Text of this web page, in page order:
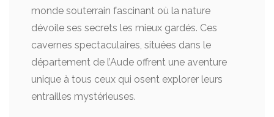
monde souterrain fascinant où la nature
dévoile ses secrets les mieux gardés. Ces
cavernes spectaculaires, situées dans le
département de l’Aude offrent une aventure
unique à tous ceux qui osent explorer leurs
entrailles mystérieuses.